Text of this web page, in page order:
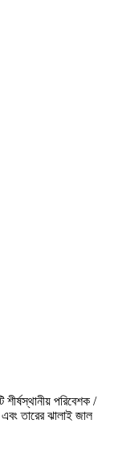
পরিবেশক /
এবং তারের ঝালাই জাল